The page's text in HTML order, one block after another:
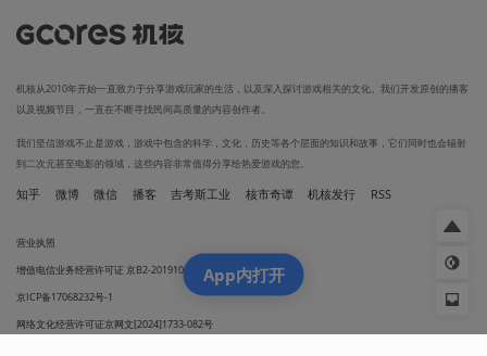
机核从2010年开始一直致力于分享游戏玩家的生活，以及深入探讨游戏相关的文化。我们开发原创的播客
以及视频节目，一直在不断寻找民间高质量的内容创作者。
我们坚信游戏不止是游戏，游戏中包含的科学，文化，历史等各个层面的知识和故事，它们同时也会辐射
到二次元甚至电影的领域，这些内容非常值得分享给热爱游戏的您。
知乎 微博 微信 播客 吉考斯工业 核市奇谭 机核发行 RSS
营业执照
增值电信业务经营许可证 京B2-20191060
京ICP备17068232号-1
网络文化经营许可证京网文[2024]1733-082号
App内打开